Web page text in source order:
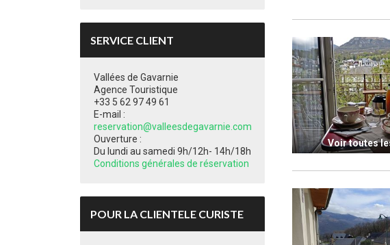
Voir toutes
SERVICE CLIENT
Vallées de Gavarnie
Agence Touristique
+33 5 62 97 49 61
E-mail :
reservation@valleesdegavarnie.com
Ouverture :
Du lundi au samedi 9h/12h- 14h/18h
Conditions générales de réservation
POUR LA CLIENTELE CURISTE